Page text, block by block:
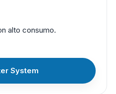
alto consumo.
System